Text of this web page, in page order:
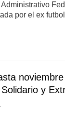
por el ex
y